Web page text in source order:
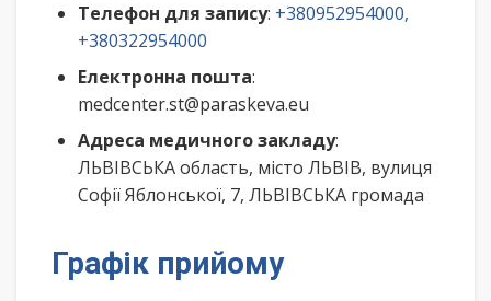
Телефон для запису: +380952954000,
+380322954000
Електронна пошта:
medcenter.st@paraskeva.eu
Адреса медичного закладу:
ЛЬВІВСЬКА область, місто ЛЬВІВ, вулиця
Софії Яблонської, 7, ЛЬВІВСЬКА громада
Графік прийому